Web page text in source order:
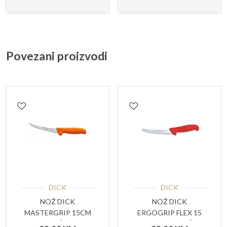
Povezani proizvodi
DICK
NOŽ DICK
MASTERGRIP 15CM
NARANČASTA
DICK
NOŽ DICK
ERGOGRIP FLEX 15
CM CRVENA RUČKA